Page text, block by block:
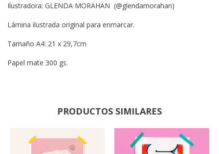
Ilustradora: GLENDA MORAHAN (@glendamorahan)
Lámina ilustrada original para enmarcar.
Tamaño A4: 21 x 29,7cm
Papel mate 300 gs.
PRODUCTOS SIMILARES